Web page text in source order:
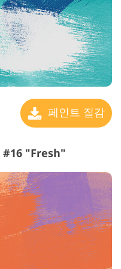
페인트 질감
#16 "Fresh"